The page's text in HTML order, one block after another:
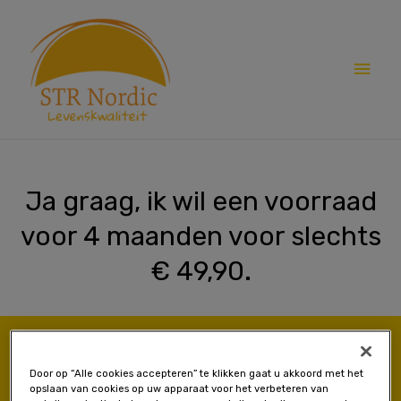
inhoud
Ja graag, ik wil een voorraad
voor 4 maanden voor slechts
€ 49,90.
De eerste zending bevat 240 Family Omega+ capsules voor de prijs
Door op “Alle cookies accepteren” te klikken gaat u akkoord met het
opslaan van cookies op uw apparaat voor het verbeteren van